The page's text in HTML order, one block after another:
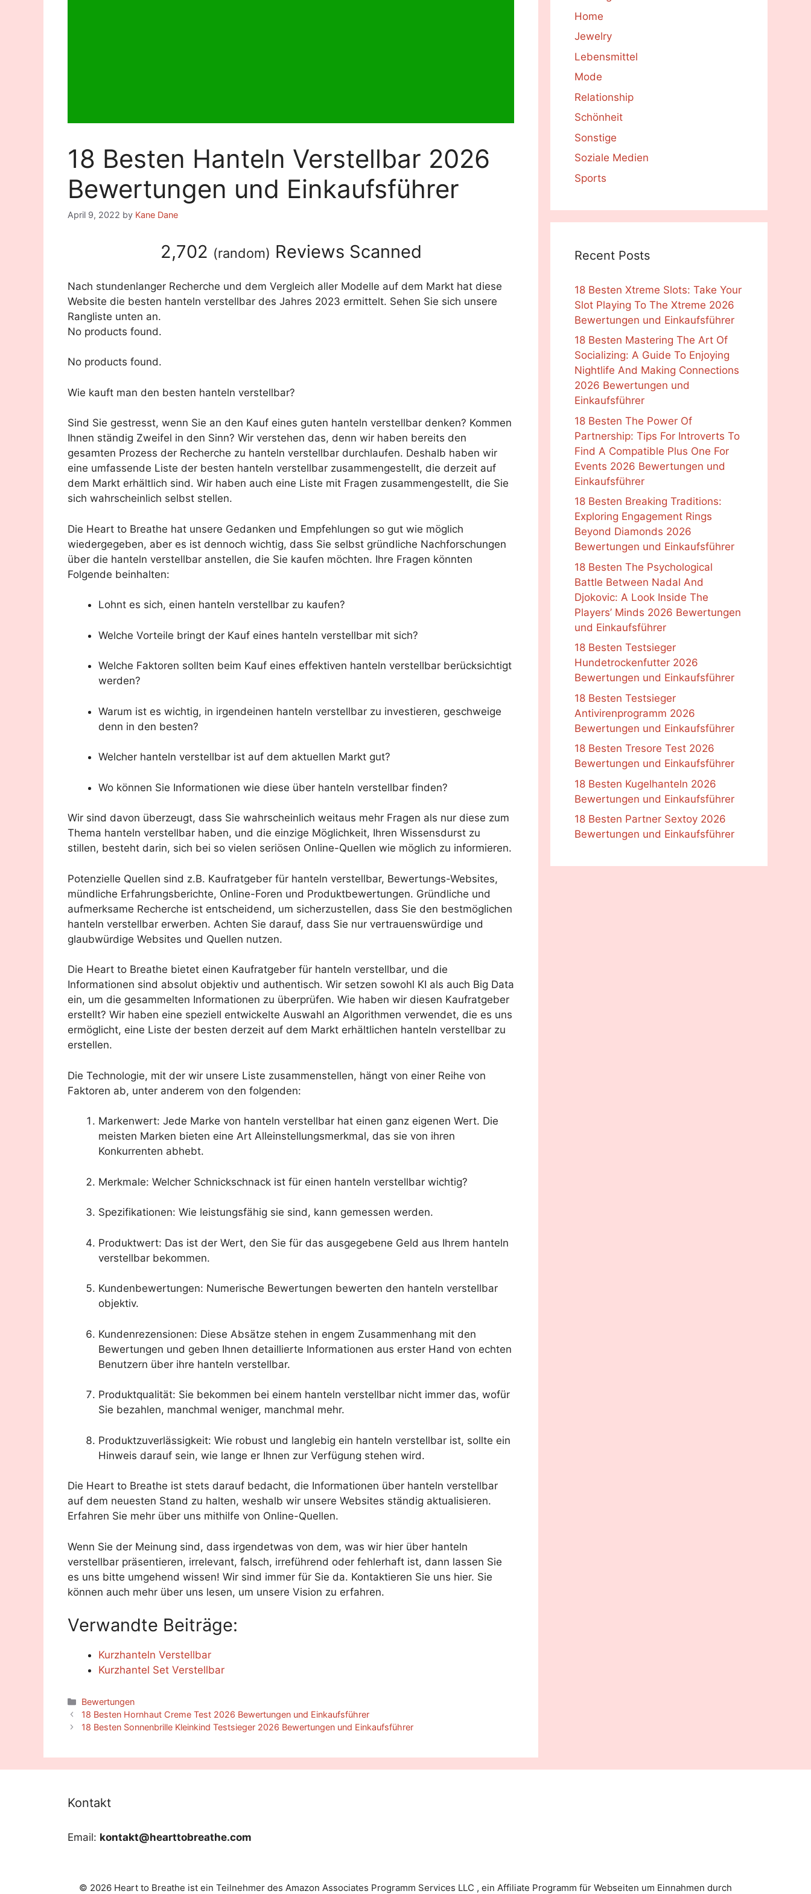
18 Besten Hanteln Verstellbar 2026
Bewertungen und Einkaufsführer
April 9, 2022 by Kane Dane
2,702 (random) Reviews Scanned
Nach stundenlanger Recherche und dem Vergleich aller Modelle auf dem Markt hat diese
Website die besten hanteln verstellbar des Jahres 2023 ermittelt. Sehen Sie sich unsere
Rangliste unten an.
No products found.
No products found.
Wie kauft man den besten hanteln verstellbar?
Sind Sie gestresst, wenn Sie an den Kauf eines guten hanteln verstellbar denken? Kommen
Ihnen ständig Zweifel in den Sinn? Wir verstehen das, denn wir haben bereits den
gesamten Prozess der Recherche zu hanteln verstellbar durchlaufen. Deshalb haben wir
eine umfassende Liste der besten hanteln verstellbar zusammengestellt, die derzeit auf
dem Markt erhältlich sind. Wir haben auch eine Liste mit Fragen zusammengestellt, die Sie
sich wahrscheinlich selbst stellen.
Die Heart to Breathe hat unsere Gedanken und Empfehlungen so gut wie möglich
wiedergegeben, aber es ist dennoch wichtig, dass Sie selbst gründliche Nachforschungen
über die hanteln verstellbar anstellen, die Sie kaufen möchten. Ihre Fragen könnten
Folgende beinhalten:
Lohnt es sich, einen hanteln verstellbar zu kaufen?
Welche Vorteile bringt der Kauf eines hanteln verstellbar mit sich?
Welche Faktoren sollten beim Kauf eines effektiven hanteln verstellbar berücksichtigt
werden?
Warum ist es wichtig, in irgendeinen hanteln verstellbar zu investieren, geschweige
denn in den besten?
Welcher hanteln verstellbar ist auf dem aktuellen Markt gut?
Wo können Sie Informationen wie diese über hanteln verstellbar finden?
Wir sind davon überzeugt, dass Sie wahrscheinlich weitaus mehr Fragen als nur diese zum
Thema hanteln verstellbar haben, und die einzige Möglichkeit, Ihren Wissensdurst zu
stillen, besteht darin, sich bei so vielen seriösen Online-Quellen wie möglich zu informieren.
Potenzielle Quellen sind z.B. Kaufratgeber für hanteln verstellbar, Bewertungs-Websites,
mündliche Erfahrungsberichte, Online-Foren und Produktbewertungen. Gründliche und
aufmerksame Recherche ist entscheidend, um sicherzustellen, dass Sie den bestmöglichen
hanteln verstellbar erwerben. Achten Sie darauf, dass Sie nur vertrauenswürdige und
glaubwürdige Websites und Quellen nutzen.
Die Heart to Breathe bietet einen Kaufratgeber für hanteln verstellbar, und die
Informationen sind absolut objektiv und authentisch. Wir setzen sowohl KI als auch Big Data
ein, um die gesammelten Informationen zu überprüfen. Wie haben wir diesen Kaufratgeber
erstellt? Wir haben eine speziell entwickelte Auswahl an Algorithmen verwendet, die es uns
ermöglicht, eine Liste der besten derzeit auf dem Markt erhältlichen hanteln verstellbar zu
erstellen.
Die Technologie, mit der wir unsere Liste zusammenstellen, hängt von einer Reihe von
Faktoren ab, unter anderem von den folgenden:
Markenwert: Jede Marke von hanteln verstellbar hat einen ganz eigenen Wert. Die
meisten Marken bieten eine Art Alleinstellungsmerkmal, das sie von ihren
Konkurrenten abhebt.
Merkmale: Welcher Schnickschnack ist für einen hanteln verstellbar wichtig?
Spezifikationen: Wie leistungsfähig sie sind, kann gemessen werden.
Produktwert: Das ist der Wert, den Sie für das ausgegebene Geld aus Ihrem hanteln
verstellbar bekommen.
Kundenbewertungen: Numerische Bewertungen bewerten den hanteln verstellbar
objektiv.
Kundenrezensionen: Diese Absätze stehen in engem Zusammenhang mit den
Bewertungen und geben Ihnen detaillierte Informationen aus erster Hand von echten
Benutzern über ihre hanteln verstellbar.
Produktqualität: Sie bekommen bei einem hanteln verstellbar nicht immer das, wofür
Sie bezahlen, manchmal weniger, manchmal mehr.
Produktzuverlässigkeit: Wie robust und langlebig ein hanteln verstellbar ist, sollte ein
Hinweis darauf sein, wie lange er Ihnen zur Verfügung stehen wird.
Die Heart to Breathe ist stets darauf bedacht, die Informationen über hanteln verstellbar
auf dem neuesten Stand zu halten, weshalb wir unsere Websites ständig aktualisieren.
Erfahren Sie mehr über uns mithilfe von Online-Quellen.
Wenn Sie der Meinung sind, dass irgendetwas von dem, was wir hier über hanteln
verstellbar präsentieren, irrelevant, falsch, irreführend oder fehlerhaft ist, dann lassen Sie
es uns bitte umgehend wissen! Wir sind immer für Sie da. Kontaktieren Sie uns hier. Sie
können auch mehr über uns lesen, um unsere Vision zu erfahren.
Verwandte Beiträge:
Kurzhanteln Verstellbar
Kurzhantel Set Verstellbar
Categories
Bewertungen
18 Besten Hornhaut Creme Test 2026 Bewertungen und Einkaufsführer
18 Besten Sonnenbrille Kleinkind Testsieger 2026 Bewertungen und Einkaufsführer
Home
Jewelry
Lebensmittel
Mode
Relationship
Schönheit
Sonstige
Soziale Medien
Sports
Recent Posts
18 Besten Xtreme Slots: Take Your
Slot Playing To The Xtreme 2026
Bewertungen und Einkaufsführer
18 Besten Mastering The Art Of
Socializing: A Guide To Enjoying
Nightlife And Making Connections
2026 Bewertungen und
Einkaufsführer
18 Besten The Power Of
Partnership: Tips For Introverts To
Find A Compatible Plus One For
Events 2026 Bewertungen und
Einkaufsführer
18 Besten Breaking Traditions:
Exploring Engagement Rings
Beyond Diamonds 2026
Bewertungen und Einkaufsführer
18 Besten The Psychological
Battle Between Nadal And
Djokovic: A Look Inside The
Players’ Minds 2026 Bewertungen
und Einkaufsführer
18 Besten Testsieger
Hundetrockenfutter 2026
Bewertungen und Einkaufsführer
18 Besten Testsieger
Antivirenprogramm 2026
Bewertungen und Einkaufsführer
18 Besten Tresore Test 2026
Bewertungen und Einkaufsführer
18 Besten Kugelhanteln 2026
Bewertungen und Einkaufsführer
18 Besten Partner Sextoy 2026
Bewertungen und Einkaufsführer
Kontakt
Email: kontakt@hearttobreathe.com
© 2026 Heart to Breathe ist ein Teilnehmer des Amazon Associates Programm Services LLC , ein Affiliate Programm für Webseiten um Einnahmen durch